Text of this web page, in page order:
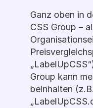
Ganz oben in
CSS Group –
Group kann
beinhalten